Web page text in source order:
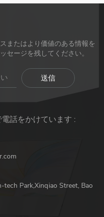
またはより価値のある情報を
セージを残してください。
話をかけています :
Park,Xinqiao Street, Bao